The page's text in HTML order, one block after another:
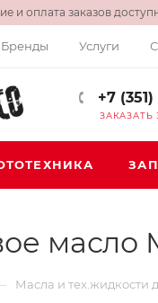
и оплата заказов
Бренды Услуги
+7
ЗАКАЗАТЬ
масло
Масла и тех.жидкости